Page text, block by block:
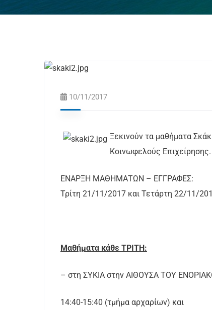
10/11/2017
Ξεκινούν τα μαθήματα
Κοινωφελούς Επιχείρησης.
ΕΝΑΡΞΗ ΜΑΘΗΜΑΤΩΝ – ΕΓΓΡΑΦΕΣ:
Τρίτη 21/11/2017 και Τετάρτη 22/11/
Μαθήματα κάθε ΤΡΙΤΗ:
– στη ΣΥΚΙΑ στην ΑΙΘΟΥΣΑ ΤΟΥ
14:40-15:40 (τμήμα αρχαρίων) και